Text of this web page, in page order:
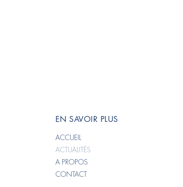
EN SAVOIR PLUS
ACCUEIL
ACTUALITÉS
A PROPOS
CONTACT